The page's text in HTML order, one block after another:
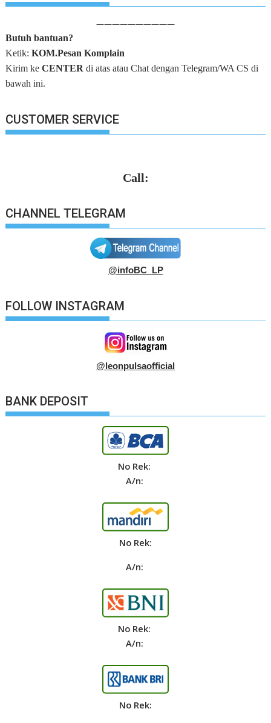
——————————
Butuh bantuan?
Ketik:KOM.Pesan Komplain
Kirim keCENTER di atas atau Chat dengan Telegram/WA CS di
bawah ini.
CUSTOMER SERVICE
Call:
CHANNEL TELEGRAM
@infoBC_LP
FOLLOW INSTAGRAM
@leonpulsaofficial
BANK DEPOSIT
No Rek:
A/n:
No Rek:
A/n:
No Rek:
A/n:
No Rek: